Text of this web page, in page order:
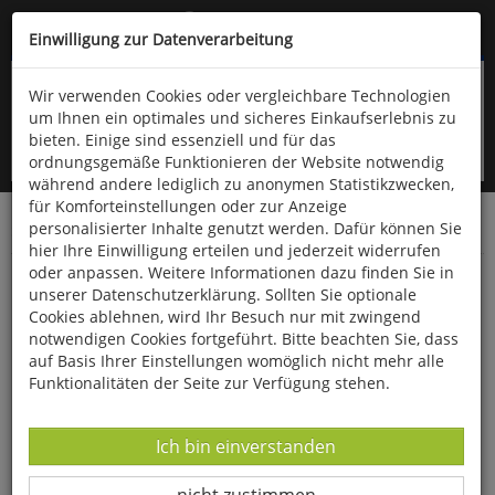
Kompletten Head der Seite überspringen
oder (06766) 9323-960
Startseite Bücher Literatur Belletristik
Die Radfahrerin - Annie Londonderry
Einwilligung zur Datenverarbeitung
Wir verwenden Cookies oder vergleichbare Technologien
um Ihnen ein optimales und sicheres Einkaufserlebnis zu
bieten. Einige sind essenziell und für das
ordnungsgemäße Funktionieren der Website notwendig
während andere lediglich zu anonymen Statistikzwecken,
für Komforteinstellungen oder zur Anzeige
personalisierter Inhalte genutzt werden. Dafür können Sie
hier Ihre Einwilligung erteilen und jederzeit widerrufen
oder anpassen. Weitere Informationen dazu finden Sie in
unserer Datenschutzerklärung. Sollten Sie optionale
Cookies ablehnen, wird Ihr Besuch nur mit zwingend
notwendigen Cookies fortgeführt. Bitte beachten Sie, dass
auf Basis Ihrer Einstellungen womöglich nicht mehr alle
Funktionalitäten der Seite zur Verfügung stehen.
Datenverarbeitung -
Ich bin einverstanden